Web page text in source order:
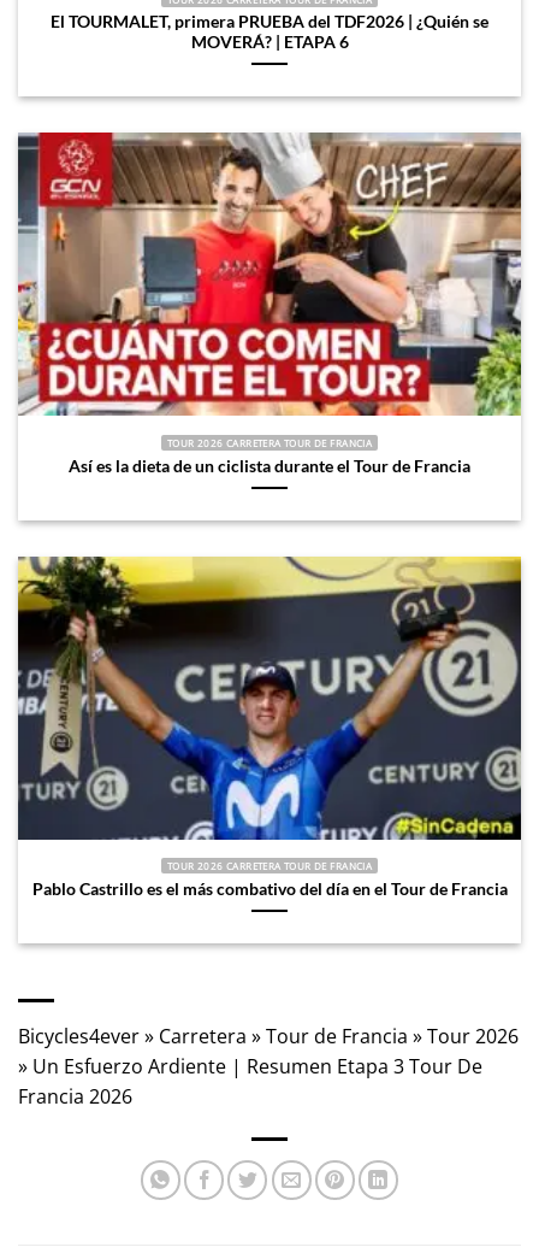
El TOURMALET, primera PRUEBA del TDF2026 | ¿Quién se
MOVERÁ? | ETAPA 6
TOUR 2026 CARRETERA TOUR DE FRANCIA
Así es la dieta de un ciclista durante el Tour de Francia
TOUR 2026 CARRETERA TOUR DE FRANCIA
Pablo Castrillo es el más combativo del día en el Tour de Francia
Bicycles4ever» Carretera »Tour de Francia »Tour 2026
» Un Esfuerzo Ardiente | Resumen Etapa 3 Tour De
Francia 2026